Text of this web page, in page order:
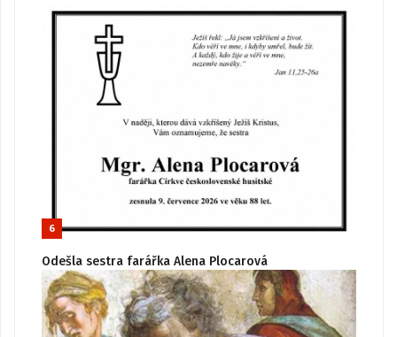
6
Odešla sestra farářka Alena Plocarová